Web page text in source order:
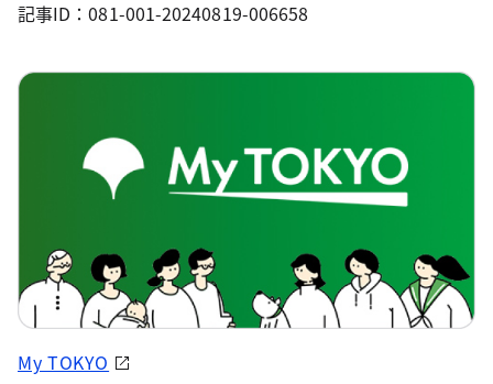
記事ID：081-001-20240819-006658
My TOKYO